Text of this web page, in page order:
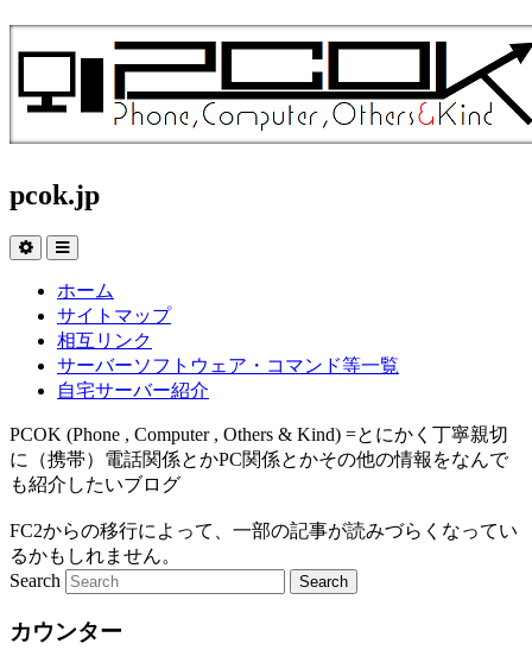
pcok.jp
ホーム
サイトマップ
相互リンク
サーバーソフトウェア・コマンド等一覧
自宅サーバー紹介
PCOK (Phone , Computer , Others & Kind) =とにかく丁寧親切
に（携帯）電話関係とかPC関係とかその他の情報をなんで
も紹介したいブログ
FC2からの移行によって、一部の記事が読みづらくなってい
るかもしれません。
Search
カウンター